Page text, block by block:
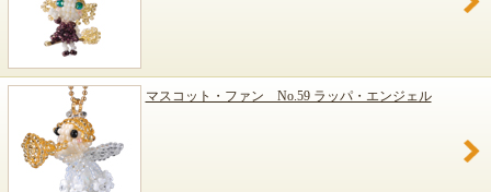
マスコット・ファン No.59 ラッパ・エンジェル